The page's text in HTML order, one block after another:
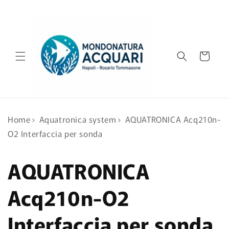
Carrello
Home› Aquatronica system › AQUATRONICA Acq210n-
O2 Interfaccia per sonda
AQUATRONICA
Acq210n-O2